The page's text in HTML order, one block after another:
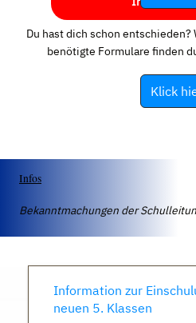
Du hast dich schon
benötigte Formulare finden
Klick
Infos
Bekanntmachungen der
Information zur
neuen 5. Klassen